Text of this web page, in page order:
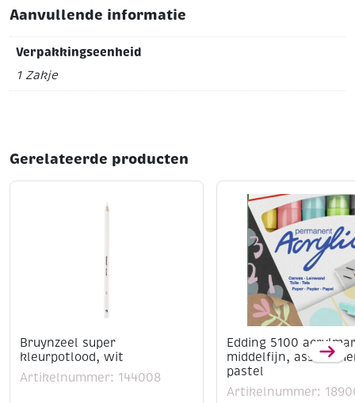
Aanvullende informatie
Verpakkingseenheid
1 Zakje
Gerelateerde producten
Bruynzeel super
kleurpotlood, wit
Artikelnummer: 144008
Edding 5100
middelfijn,
pastel
Artikelnummer: